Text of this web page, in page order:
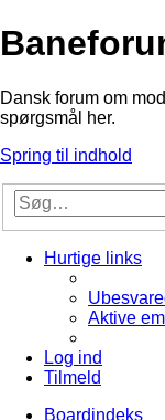
Dansk forum om
spørgsmål her.
Spring til indhold
Hurtige links
Aktive
Log ind
Tilmeld
Boardindeks